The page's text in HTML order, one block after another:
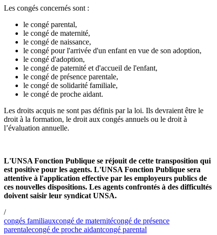
Les congés concernés sont :
le congé parental,
le congé de maternité,
le congé de naissance,
le congé pour l'arrivée d'un enfant en vue de son adoption,
le congé d'adoption,
le congé de paternité et d'accueil de l'enfant,
le congé de présence parentale,
le congé de solidarité familiale,
le congé de proche aidant.
Les droits acquis ne sont pas définis par la loi. Ils devraient être le
droit à la formation, le droit aux congés annuels ou le droit à
l’évaluation annuelle.
L'UNSA Fonction Publique se réjouit de cette transposition qui
est positive pour les agents. L'UNSA Fonction Publique sera
attentive à l'application effective par les employeurs publics de
ces nouvelles dispositions. Les agents confrontés à des difficultés
doivent saisir leur syndicat UNSA.
/
congés familiauxcongé de maternitécongé de présence
parentalecongé de proche aidantcongé parental